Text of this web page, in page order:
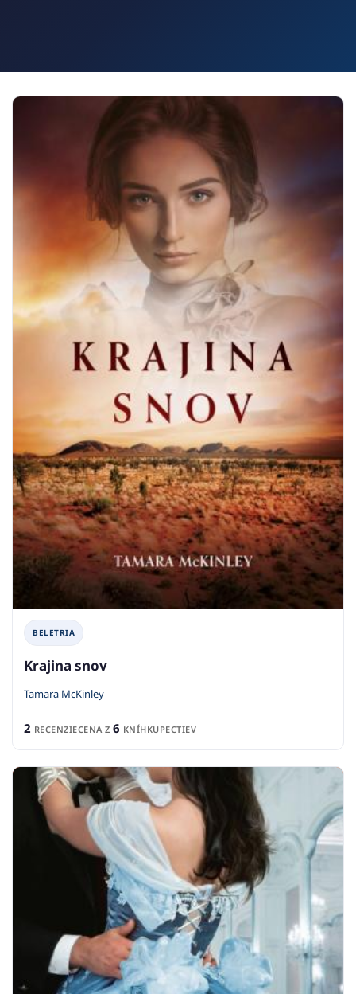
BELETRIA
Krajina snov
Tamara McKinley
2 RECENZIECENA Z 6 KNÍHKUPECTIEV